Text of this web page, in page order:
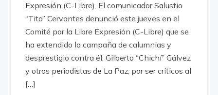
Expresión (C-Libre). El comunicador Salustio
“Tito” Cervantes denunció este jueves en el
Comité por la Libre Expresión (C-Libre) que se
ha extendido la campaña de calumnias y
desprestigio contra él, Gilberto “Chichí” Gálvez
y otros periodistas de La Paz, por ser críticos al
[…]